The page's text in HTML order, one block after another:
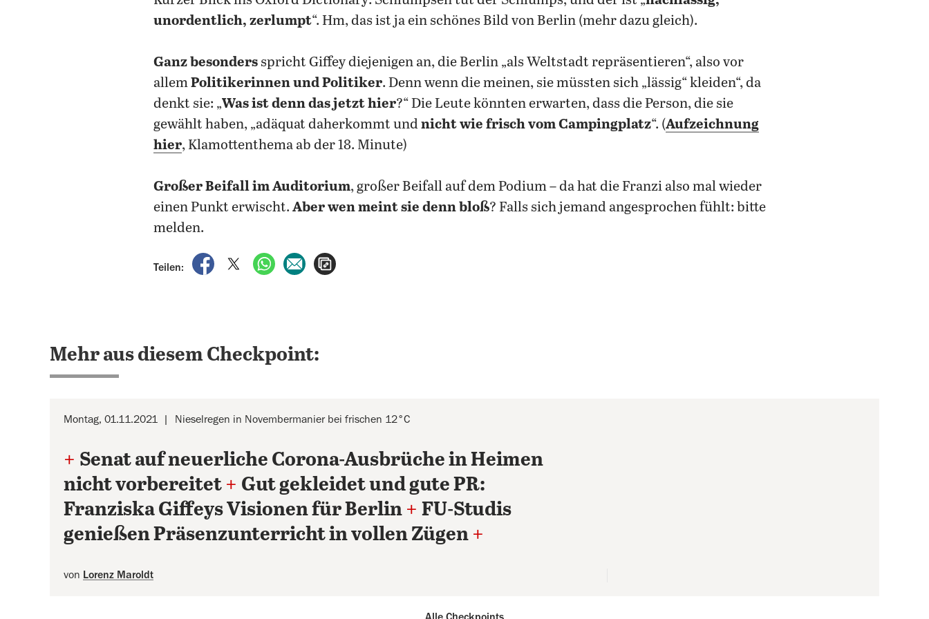
unordentlich, zerlumpt“. Hm, das ist ja ein schönes Bild von Berlin (mehr dazu gleich).
Ganz besonders spricht Giffey diejenigen an, die Berlin „als Weltstadt repräsentieren“, also vor
allemPolitikerinnen und Politiker. Denn wenn die meinen, sie müssten sich „lässig“ kleiden“, da
denkt sie: „Was ist denn das jetzt hier?“ Die Leute könnten erwarten, dass die Person, die sie
gewählt haben, „adäquat daherkommt undnicht wie frisch vom Campingplatz“. (Aufzeichnung
hier, Klamottenthema ab der 18. Minute)
Großer Beifall im Auditorium, großer Beifall auf dem Podium – da hat die Franzi also mal wieder
einen Punkt erwischt. Aber wen meint sie denn bloß? Falls sich jemand angesprochen fühlt: bitte
melden.
Teilen:
auf Facebook teilen
auf X teilenper WhatsApp teilen
per E-Mail teilen
Mehr aus diesem Checkpoint:
Montag, 01.11.2021 Nieselregen in Novembermanier bei frischen 12°C
+ Senat auf neuerliche Corona-Ausbrüche in Heimen
nicht vorbereitet + Gut gekleidet und gute PR:
Franziska Giffeys Visionen für Berlin + FU-Studis
genießen Präsenzunterricht in vollen Zügen +
von Lorenz Maroldt
Alle Checkpoints